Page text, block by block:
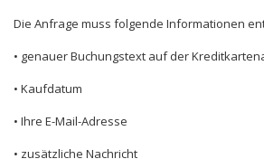
Die Anfrage muss folgende Informationen
• genauer Buchungstext auf der
• Kaufdatum
• Ihre E-Mail-Adresse
• zusätzliche Nachricht